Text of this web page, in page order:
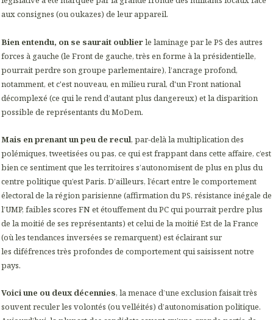
aux consignes (ou oukazes) de leur appareil.
Bien entendu, on se saurait oublierle laminage par le PS des autres
forces à gauche (le Front de gauche, très en forme à la présidentielle,
pourrait perdre son groupe parlementaire), l’ancrage profond,
notamment, et c'est nouveau, en milieu rural, d'un Front national
décomplexé (ce qui le rend d’autant plus dangereux) et la disparition
possible de représentants du MoDem.
Mais en prenant un peu de recul, par-delà la multiplication des
polémiques, tweetisées ou pas, ce qui est frappant dans cette affaire, c’est
bien ce sentiment que les territoires s’autonomisent de plus en plus du
centre politique qu’est Paris. D’ailleurs, l’écart entre le comportement
électoral de la région parisienne (affirmation du PS, résistance inégale de
l’UMP, faibles scores FN et étouffement du PC qui pourrait perdre plus
de la moitié de ses représentants) et celui de la moitié Est de la France
(où les tendances inversées se remarquent) est éclairant sur
les diféfrences très profondes de comportement qui saisissent notre
pays.
Voici une ou deux décennies, la menace d’une exclusion faisait très
souvent reculer les volontés (ou velléités) d’autonomisation politique.